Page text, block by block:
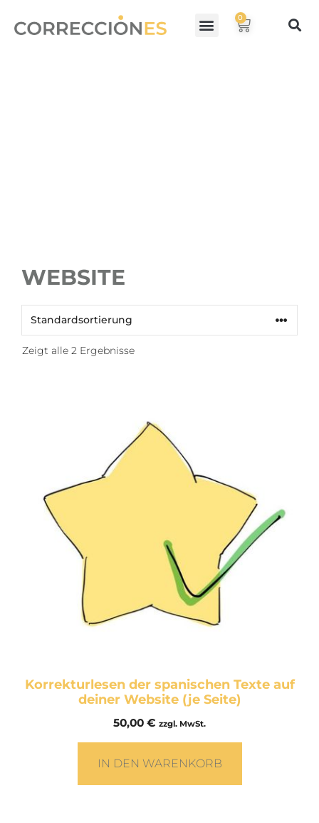
0
WEBSITE
Zeigt alle 2 Ergebnisse
Korrekturlesen der spanischen Texte auf
deiner Website (je Seite)
50,00 € zzgl. MwSt.
IN DEN WARENKORB